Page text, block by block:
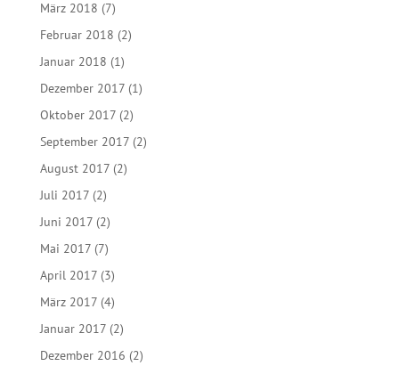
März 2018 (7)
Februar 2018 (2)
Januar 2018 (1)
Dezember 2017(1)
Oktober 2017(2)
September 2017(2)
August 2017(2)
Juli 2017(2)
Juni 2017(2)
Mai 2017(7)
April 2017(3)
März 2017(4)
Januar 2017(2)
Dezember 2016 (2)